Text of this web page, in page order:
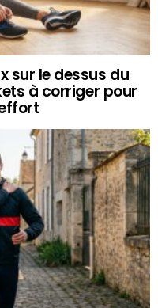
sur le dessus du
à corriger pour